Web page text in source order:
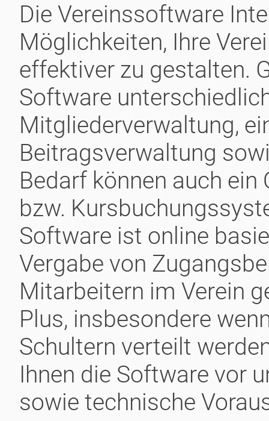
Die Vereinssoftware
Möglichkeiten, Ihre
effektiver zu gestalten.
Software
Mitgliederverwaltung,
Beitragsverwaltung
Bedarf können auch
bzw.
Software ist online
Vergabe von
Mitarbeitern im Verein
Plus, insbesondere
Schultern verteilt
Ihnen die Software vor
sowie technische